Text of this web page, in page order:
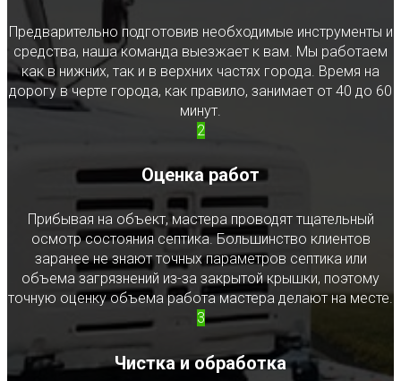
Предварительно подготовив необходимые инструменты и
средства, наша команда выезжает к вам. Мы работаем
как в нижних, так и в верхних частях города. Время на
дорогу в черте города, как правило, занимает от 40 до 60
минут.
2
Оценка работ
Прибывая на объект, мастера проводят тщательный
осмотр состояния септика. Большинство клиентов
заранее не знают точных параметров септика или
объема загрязнений из-за закрытой крышки, поэтому
точную оценку объема работа мастера делают на месте.
3
Чистка и обработка